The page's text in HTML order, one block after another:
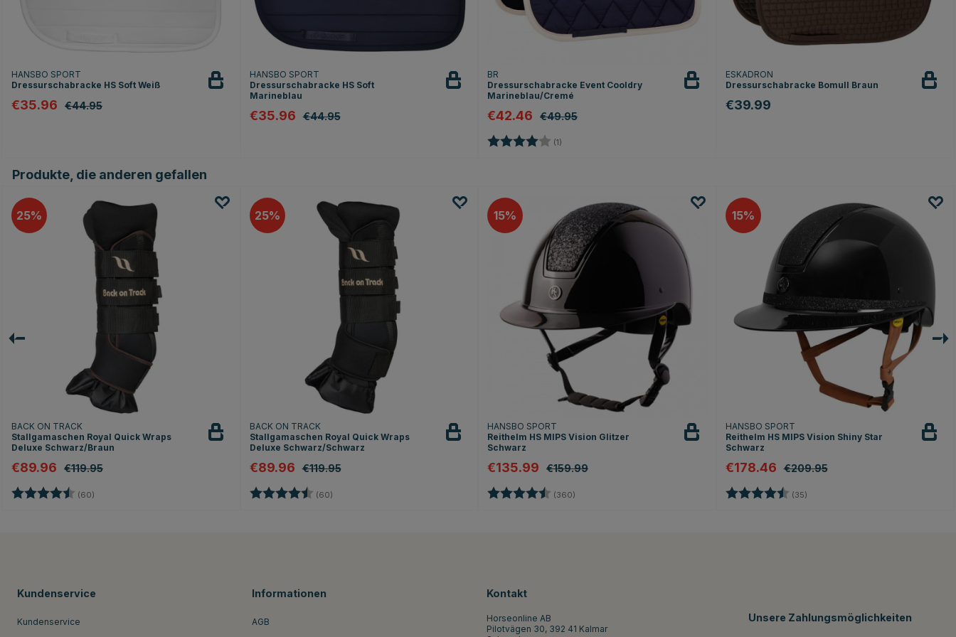
HANSBO SPORT
Dressurschabracke HS Soft Weiß
€35.96 €44.95
HANSBO SPORT
Dressurschabracke HS Soft
Marineblau
€35.96 €44.95
BR
Dressurschabracke Event Cooldry
Marineblau/Cremé
€42.46 €49.95
Bewertung: (1)
ESKADRON
Dressurschabracke Bomull Braun
€39.99
Produkte, die anderen gefallen
25
BACK ON TRACK
Stallgamaschen Royal Quick Wraps
Deluxe Schwarz/Braun
€89.96 €119.95
Bewertung: (60)
25
BACK ON TRACK
Stallgamaschen Royal Quick Wraps
Deluxe Schwarz/Schwarz
€89.96 €119.95
Bewertung: (60)
15
HANSBO SPORT
Reithelm HS MIPS Vision Glitzer
Schwarz
€135.99 €159.99
Bewertung: (360)
15
HANSBO SPORT
Reithelm HS MIPS Vision Shiny Star
Schwarz
€178.46 €209.95
Bewertung: (35)
Kundenservice
Kundenservice
Informationen
AGB
Kontakt
Horseonline AB
Pilotvägen 30, 392 41 Kalmar
Unsere Zahlungsmöglichkeiten